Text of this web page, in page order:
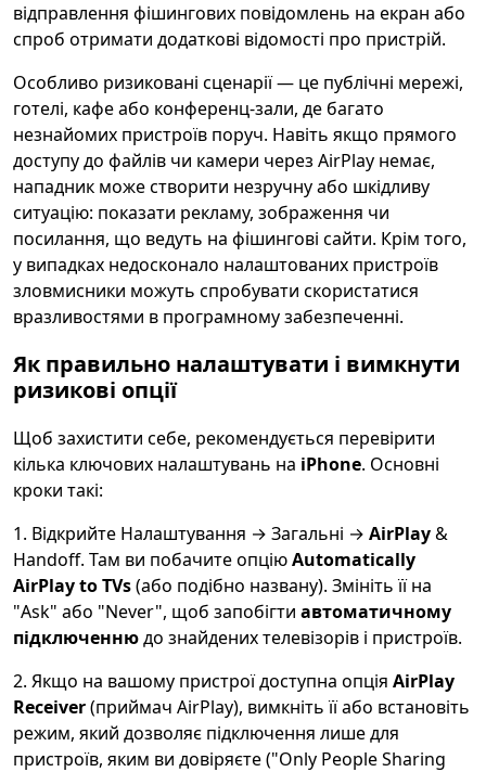
відправлення фішингових повідомлень на екран або
спроб отримати додаткові відомості про пристрій.
Особливо ризиковані сценарії — це публічні мережі,
готелі, кафе або конференц-зали, де багато
незнайомих пристроїв поруч. Навіть якщо прямого
доступу до файлів чи камери через AirPlay немає,
нападник може створити незручну або шкідливу
ситуацію: показати рекламу, зображення чи
посилання, що ведуть на фішингові сайти. Крім того,
у випадках недосконало налаштованих пристроїв
зловмисники можуть спробувати скористатися
вразливостями в програмному забезпеченні.
Як правильно налаштувати і вимкнути
ризикові опції
Щоб захистити себе, рекомендується перевірити
кілька ключових налаштувань на iPhone. Основні
кроки такі:
1. Відкрийте Налаштування → Загальні → AirPlay&
Handoff. Там ви побачите опціюAutomatically
AirPlay to TVs(або подібно названу). Змініть її на
"Ask" або "Never", щоб запобігти автоматичному
підключеннюдо знайдених телевізорів і пристроїв.
2. Якщо на вашому пристрої доступна опція AirPlay
Receiver(приймач AirPlay), вимкніть її або встановіть
режим, який дозволяє підключення лише для
пристроїв, яким ви довіряєте ("Only People Sharing